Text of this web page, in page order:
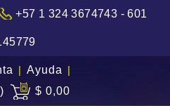
+57 1 324 3674743 - 601
| Ayuda |
$ 0,00